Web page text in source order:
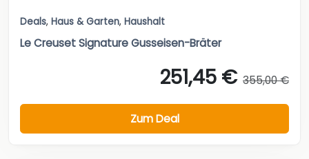
Deals, Haus & Garten, Haushalt
Le Creuset Signature Gusseisen-Bräter
251,45 € 355,00 €
Zum Deal